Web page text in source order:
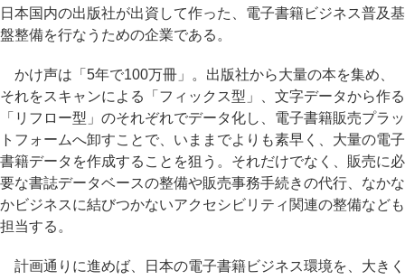
日本国内の出版社が出資して作った、電子書籍ビジネス普及基
盤整備を行なうための企業である。
かけ声は「5年で100万冊」。出版社から大量の本を集め、
それをスキャンによる「フィックス型」、文字データから作る
「リフロー型」のそれぞれでデータ化し、電子書籍販売プラッ
トフォームへ卸すことで、いままでよりも素早く、大量の電子
書籍データを作成することを狙う。それだけでなく、販売に必
要な書誌データベースの整備や販売事務手続きの代行、なかな
かビジネスに結びつかないアクセシビリティ関連の整備なども
担当する。
計画通りに進めば、日本の電子書籍ビジネス環境を、大きく